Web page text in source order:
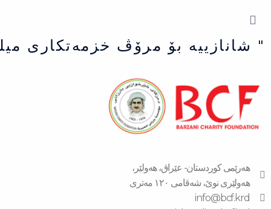
" شانازییه بۆ مرۆڤ خزمەتكاری
هەرێمی کوردستان- عێراق، هەولێر،
هەولێری نوێ، شەقامی ١٢٠ مەتری
info@bcf.krd